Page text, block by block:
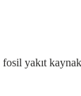
yakıt